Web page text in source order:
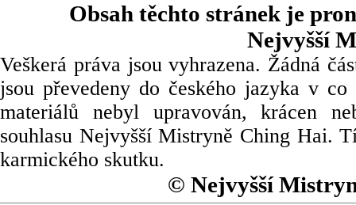
Obsah těchto stránek je
Nejvyšší
Veškerá práva jsou vyhrazena. Žádná
jsou převedeny do českého jazyka v
materiálů nebyl upravován, krácen
souhlasu Nejvyšší Mistryně Ching Hai.
karmického skutku.
© Nejvyšší